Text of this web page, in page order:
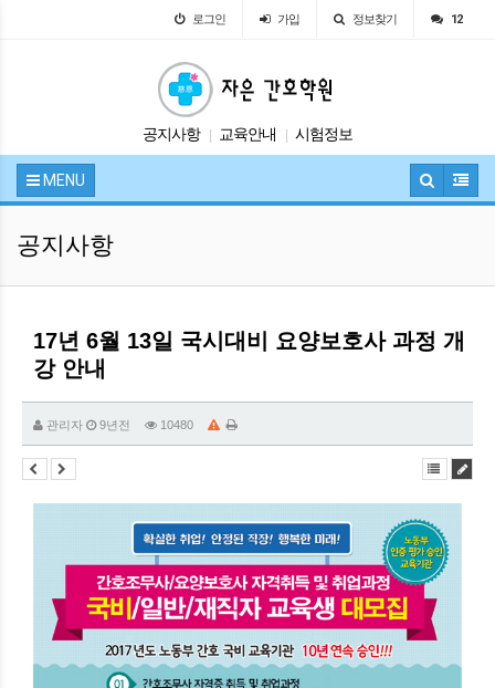
로그인 가입 정보찾기 12
공지사항 교육안내 시험정보
자유게시판
입학안내
MENU
공지사항
17년 6월 13일 국시대비 요양보호사 과정 개
강 안내
관리자 9년전 10480